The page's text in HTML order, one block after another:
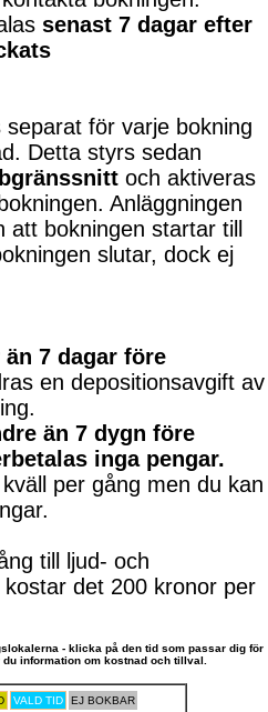
senast 7 dagar efter
för varje bokning
Detta styrs sedan
och aktiveras
Anläggningen
bokningen startar till
slutar, dock ej
7 dagar före
en depositionsavgift av
än 7 dygn före
inga pengar.
per gång men du kan
till ljud- och
kostar det 200 kronor per
- klicka på den tid som passar dig för
information om kostnad och tillval.
VALD TID EJ BOKBAR